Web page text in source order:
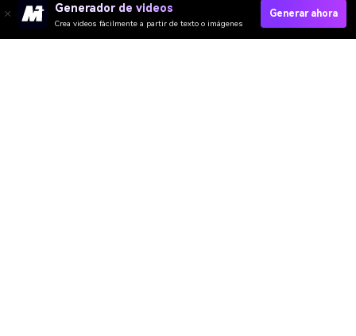
Generador de videos
Crea videos fácilmente a partir de texto o imágenes
Generar ahora